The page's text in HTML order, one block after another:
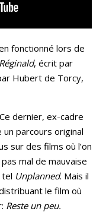
fonctionné lors de
Réginald, écrit par
Hubert de Torcy,
Ce dernier, ex-cadre
parcours original
sur des films où l’on
mal de mauvaise
tel Unplanned. Mais il
le film où
Reste un peu.